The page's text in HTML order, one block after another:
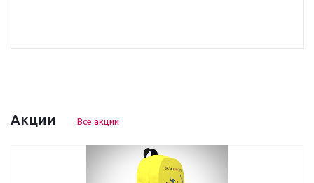
Акции Все акции